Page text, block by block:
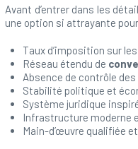
Avant d’entrer dans les
une option si attrayante
Taux d’imposition sur
Réseau étendu de
Absence de contrôle
Stabilité politique et
Système juridique
Infrastructure moderne
Main-d’œuvre qualifiée